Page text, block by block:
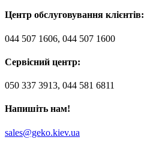
Центр обслуговування клієнтів:
044 507 1606, 044 507 1600
Сервісний центр:
050 337 3913, 044 581 6811
Напишіть нам!
sales@geko.kiev.ua